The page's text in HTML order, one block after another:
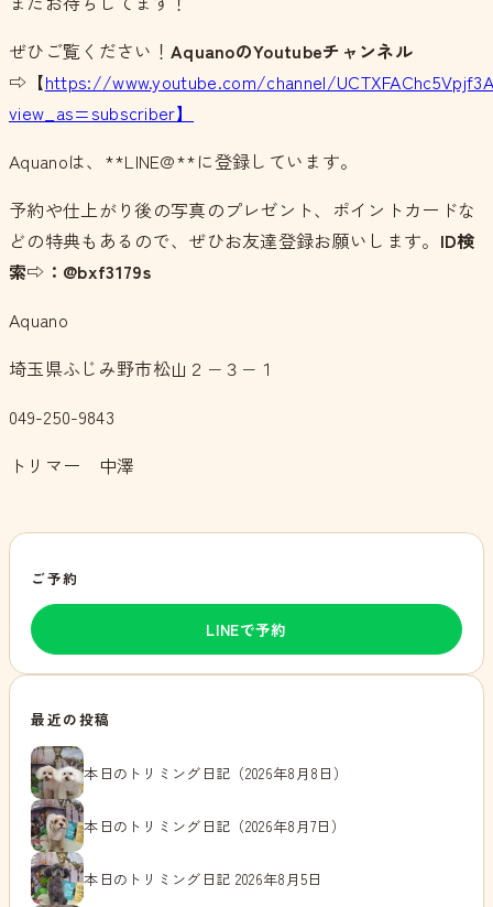
ぜひご覧ください！ AquanoのYoutubeチャンネル
⇨【https://www.youtube.com/channel/
view_as=subscriber】
Aquanoは、**LINE@**に登録しています。
予約や仕上がり後の写真のプレゼント、ポイントカードな
どの特典もあるので、ぜひお友達登録お願いします。 ID検
索⇨：@bxf3179s
Aquano
埼玉県ふじみ野市松山２−３−１
049-250-9843
トリマー 中澤
ご予約
LINEで予約
最近の投稿
本日のトリミング日記（2026年8月8日）
本日のトリミング日記（2026年8月7日）
本日のトリミング日記 2026年8月5日